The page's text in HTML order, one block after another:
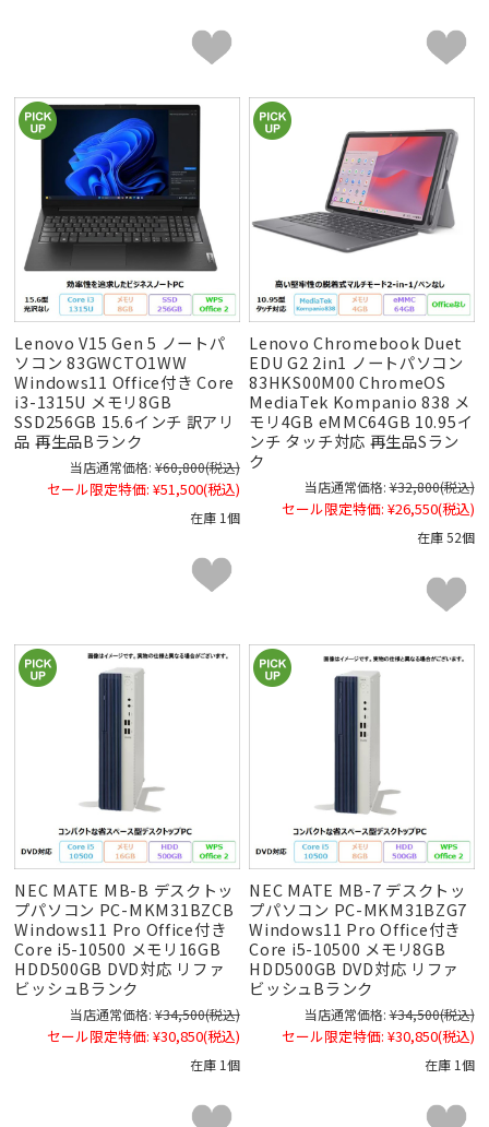
Lenovo V15 Gen 5 ノートパ
ソコン 83GWCTO1WW
Windows11 Office付き Core
i3-1315U メモリ8GB
SSD256GB 15.6インチ 訳アリ
品 再生品Bランク
当店通常価格: ¥60,800(税込)
セール限定特価: ¥51,500(税込)
在庫 1個
Lenovo Chromebook Duet
EDU G2 2in1 ノートパソコン
83HKS00M00 ChromeOS
MediaTek Kompanio 838 メ
モリ4GB eMMC64GB 10.95イ
ンチ タッチ対応 再生品Sラン
ク
当店通常価格: ¥32,800(税込)
セール限定特価: ¥26,550(税込)
在庫 52個
NEC MATE MB-B デスクトッ
プパソコン PC-MKM31BZCB
Windows11 Pro Office付き
Core i5-10500 メモリ16GB
HDD500GB DVD対応 リファ
ビッシュBランク
当店通常価格: ¥34,500(税込)
セール限定特価: ¥30,850(税込)
在庫 1個
NEC MATE MB-7 デスクトッ
プパソコン PC-MKM31BZG7
Windows11 Pro Office付き
Core i5-10500 メモリ8GB
HDD500GB DVD対応 リファ
ビッシュBランク
当店通常価格: ¥34,500(税込)
セール限定特価: ¥30,850(税込)
在庫 1個